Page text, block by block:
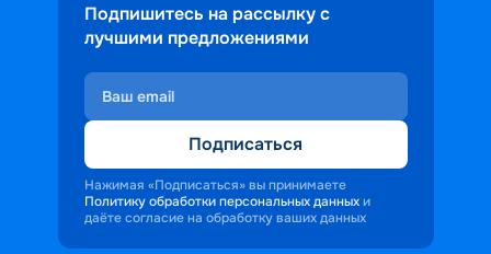
Подпишитесь на рассылку с
лучшими предложениями
Подписаться
Нажимая «Подписаться» вы принимаете
Политику обработки персональных данных и
даёте согласие на обработку ваших данных